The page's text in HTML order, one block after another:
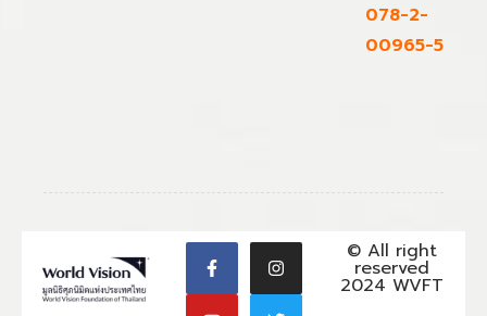
078-2-
00965-5
© All right
reserved
2024 WVFT